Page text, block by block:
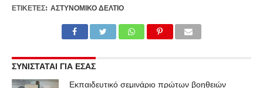
ΕΤΙΚΕΤΕΣ: ΑΣΤΥΝΟΜΙΚΌ ΔΕΛΤΊΟ
ΣΥΝΙΣΤΑΤΑΙ ΓΙΑ ΕΣΑΣ
Εκπαιδευτικό σεμινάριο πρώτων βοηθειών